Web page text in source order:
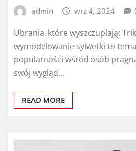
admin wrz 4, 2024
Ubrania, które wyszczuplają:
wymodelowanie sylwetki to
popularności wśród osób
swój wygląd…
READ MORE